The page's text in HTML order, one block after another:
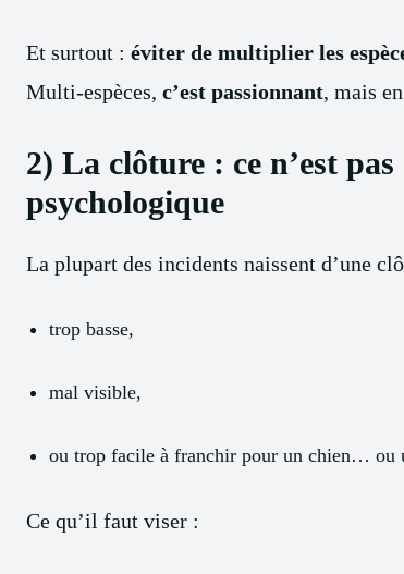
Et surtout : éviter de multiplier les
Multi-espèces, c’est passionnant, mais
2) La clôture : ce n’est
psychologique
La plupart des incidents naissent d’une
trop basse,
mal visible,
ou trop facile à franchir pour un chien… ou
Ce qu’il faut viser :